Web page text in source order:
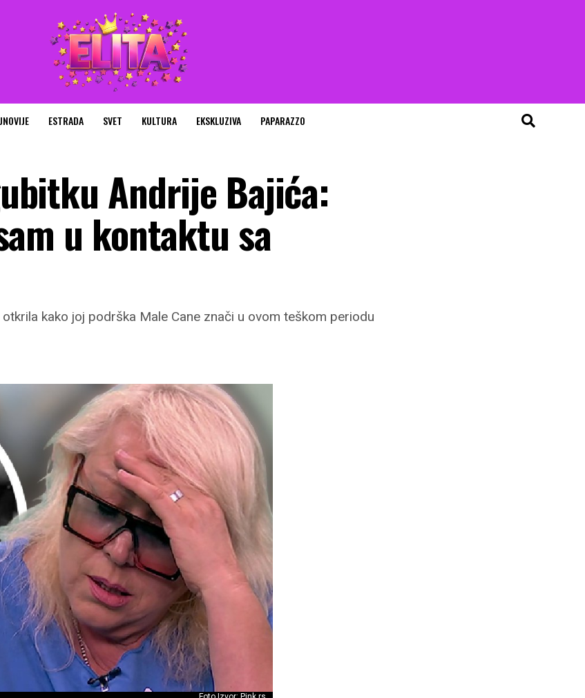
ESTRADA SVET KULTURA EKSKLUZIVA PAPARAZZO
Andrije Bajića:
u kontaktu sa
kako joj podrška Male Cane znači u ovom teškom periodu